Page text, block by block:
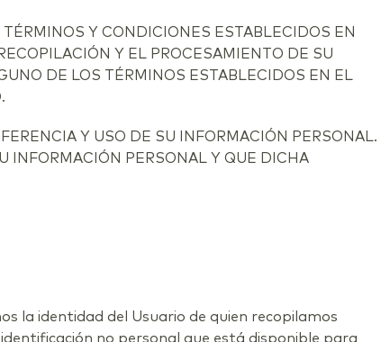
Y CONDICIONES ESTABLECIDOS EN
Y EL PROCESAMIENTO DE SU
DE LOS TÉRMINOS ESTABLECIDOS EN EL
Y USO DE SU INFORMACIÓN PERSONAL.
INFORMACIÓN PERSONAL Y QUE DICHA
la identidad del Usuario de quien recopilamos
no personal que está disponible para